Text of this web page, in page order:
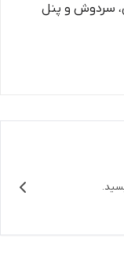
سردوش و پنل